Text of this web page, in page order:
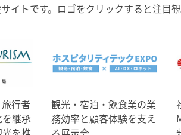
イトです。ロゴをクリックすると注目
行者
継承
観光・宿泊・飲食業の業
務効率と顧客体験を支え